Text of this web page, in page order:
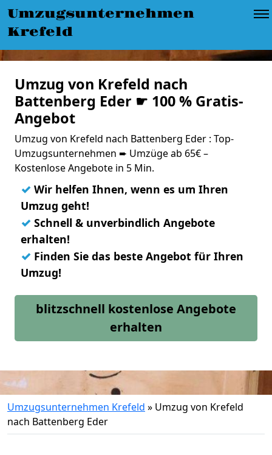
Umzugsunternehmen
Krefeld
Umzug von Krefeld nach
Battenberg Eder ☛ 100 % Gratis-
Angebot
Umzug von Krefeld nach Battenberg Eder : Top-
Umzugsunternehmen ➨ Umzüge ab 65€ –
Kostenlose Angebote in 5 Min.
✓ Wir helfen Ihnen, wenn es um Ihren
Umzug geht!
✓ Schnell & unverbindlich Angebote
erhalten!
✓ Finden Sie das beste Angebot für Ihren
Umzug!
blitzschnell kostenlose Angebote
erhalten
Umzugsunternehmen Krefeld » Umzug von Krefeld
nach Battenberg Eder